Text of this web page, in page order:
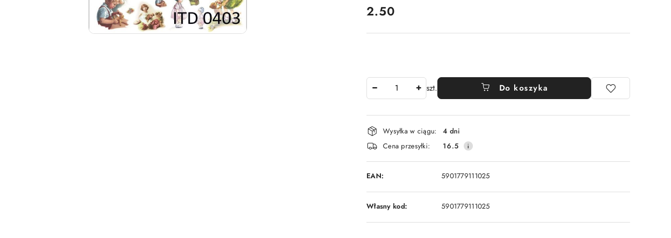
cena:
2.50
szt. Do koszyka
Dostępność
i
dostawa
Wysyłka w ciągu:
4 dni
Cena przesyłki:
16.5
EAN: 5901779111025
Własny kod: 5901779111025